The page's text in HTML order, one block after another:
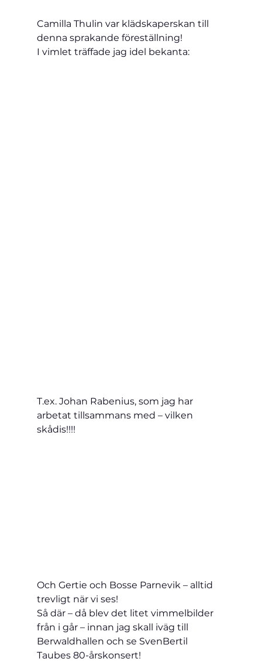
Camilla Thulin var klädskaperskan till
denna sprakande föreställning!
I vimlet träffade jag idel bekanta:
T.ex. Johan Rabenius, som jag har
arbetat tillsammans med – vilken
skådis!!!!
Och Gertie och Bosse Parnevik – alltid
trevligt när vi ses!
Så där – då blev det litet vimmelbilder
från i går – innan jag skall iväg till
Berwaldhallen och se SvenBertil
Taubes 80-årskonsert!